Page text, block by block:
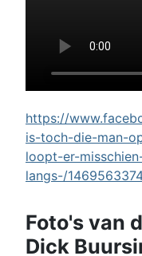
https://
is-toch-die-man-
loopt-er-
langs-/
Foto's van
Dick